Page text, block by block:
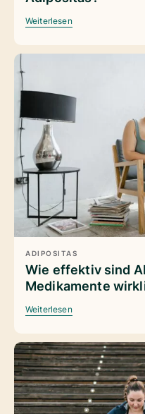
Weiterlesen
ADIPOSITAS
Wie effektiv sind
Medikamente
Weiterlesen